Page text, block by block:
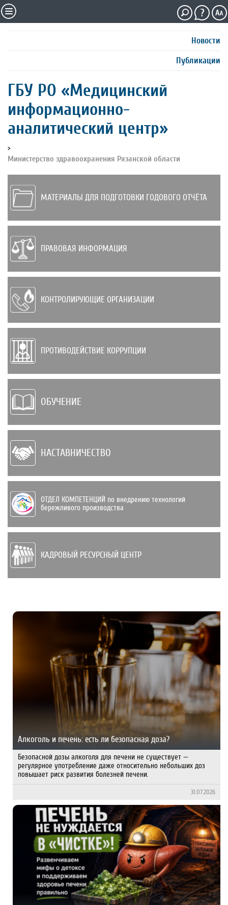
Новости
Публикации
ГБУ РО «Медицинский
информационно-
аналитический центр»
>
Министерство здравоохранения Рязанской области
МАТЕРИАЛЫ ДЛЯ ПОДГОТОВКИ ГОДОВОГО ОТЧЁТА
ПРАВОВАЯ ИНФОРМАЦИЯ
КОНТРОЛИРУЮЩИЕ ОРГАНИЗАЦИИ
ПРОТИВОДЕЙСТВИЕ КОРРУПЦИИ
ОБУЧЕНИЕ
НАСТАВНИЧЕСТВО
ОТДЕЛ КОМПЕТЕНЦИЙ по внедрению техно­логий
бережливого производства
КАДРОВЫЙ РЕСУРСНЫЙ ЦЕНТР
Алкоголь и печень: есть ли безопасная доза?
Безопасной дозы алкоголя для печени не существует —
регулярное употребление даже относительно небольших доз
повышает риск развития болезней печени.
31.07.2026